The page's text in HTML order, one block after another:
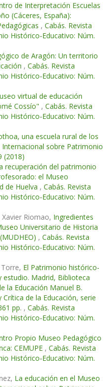
de Interpretación Escuelas
(Cáceres, España):
, Cabás. Revista
Histórico-Educativo: Núm.
de Aragón: Un territorio
, Cabás. Revista
Histórico-Educativo: Núm.
virtual de educación
Cossío" , Cabás. Revista
Histórico-Educativo: Núm.
una escuela rural de los
Internacional sobre Patrimonio
(2018)
recuperación del patrimonio
el Museo
de Huelva , Cabás. Revista
Histórico-Educativo: Núm.
Riomao, Ingredientes
Universitario de Historia
, Cabás. Revista
Histórico-Educativo: Núm.
El Patrimonio histórico-
estudio. Madrid, Biblioteca
la Educación Manuel B.
de la Educación, serie
pp. , Cabás. Revista
Histórico-Educativo: Núm.
Propio Museo Pedagógico
CEMUPE , Cabás. Revista
Histórico-Educativo: Núm.
La educación en el Museo